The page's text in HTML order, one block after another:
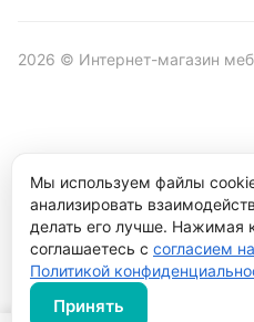
2026 © Интернет-магазин
конфиденциальности
Продвижение сайта студия
Мы используем файлы
анализировать
делать его лучше. Нажимая
соглашаетесь с согласием
Политикой
Принять